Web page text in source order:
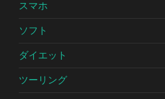
スマホ
ソフト
ダイエット
ツーリング